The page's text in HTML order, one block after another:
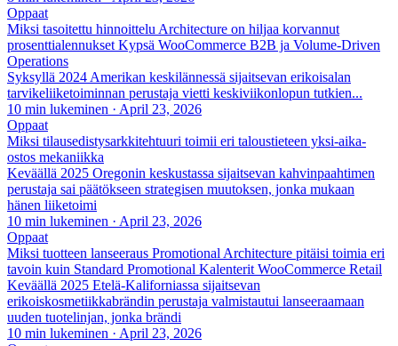
Oppaat
Miksi tasoitettu hinnoittelu Architecture on hiljaa korvannut
prosenttialennukset Kypsä WooCommerce B2B ja Volume-Driven
Operations
Syksyllä 2024 Amerikan keskilännessä sijaitsevan erikoisalan
tarvikeliiketoiminnan perustaja vietti keskiviikonlopun tutkien...
10 min lukeminen · April 23, 2026
Oppaat
Miksi tilausedistysarkkitehtuuri toimii eri taloustieteen yksi-aika-
ostos mekaniikka
Keväällä 2025 Oregonin keskustassa sijaitsevan kahvinpaahtimen
perustaja sai päätökseen strategisen muutoksen, jonka mukaan
hänen liiketoimi
10 min lukeminen · April 23, 2026
Oppaat
Miksi tuotteen lanseeraus Promotional Architecture pitäisi toimia eri
tavoin kuin Standard Promotional Kalenterit WooCommerce Retail
Keväällä 2025 Etelä-Kaliforniassa sijaitsevan
erikoiskosmetiikkabrändin perustaja valmistautui lanseeraamaan
uuden tuotelinjan, jonka brändi
10 min lukeminen · April 23, 2026